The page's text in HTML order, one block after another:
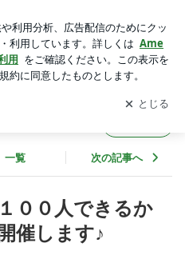
る
の更新通知
を受け取りまし
開く
一覧 次の記事へ
００人できるか
催します♪